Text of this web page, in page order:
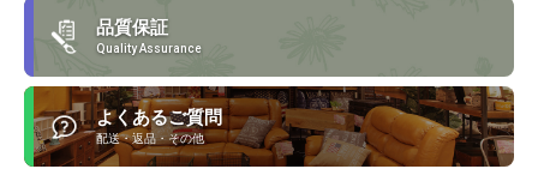
品質保証
Quality Assurance
よくあるご質問
配送・返品・その他